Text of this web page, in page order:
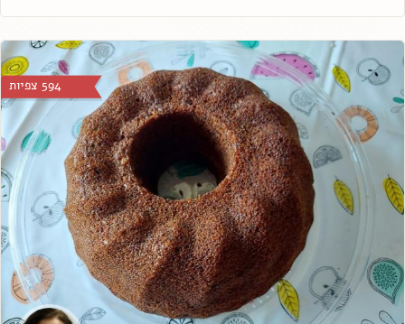
594 צפיות